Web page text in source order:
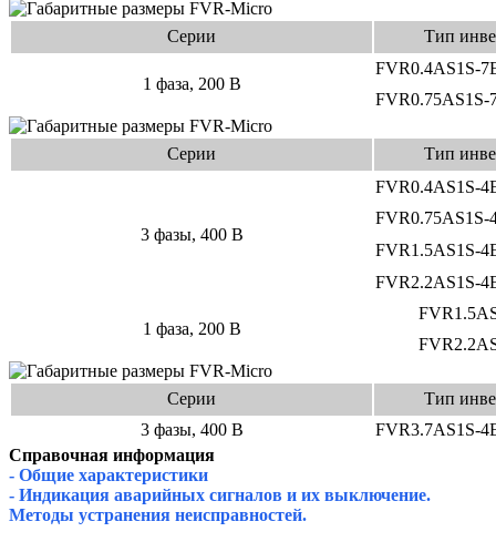
Серии Тип
1 фаза, 200 В
FVR0.4AS1S-
FVR0.75AS1S-
Серии Тип
3 фазы, 400 В
FVR0.4AS1S-
FVR0.75AS1S-
FVR1.5AS1S-
FVR2.2AS1S-
1 фаза, 200 В
Серии
Тип
3 фазы, 400 В
FVR3.7AS1S-
Справочная информация
- Общие характеристики
- Индикация аварийных сигналов и их выключение.
Методы устранения неисправностей.